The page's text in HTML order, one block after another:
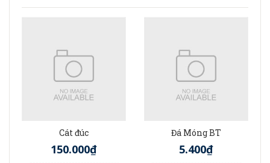
Cát đúc
150.000₫
Đá Móng BT
5.400₫